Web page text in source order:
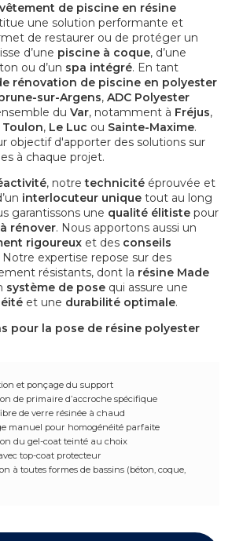
de piscine en résine
une solution performante et
de restaurer ou de protéger un
d’une piscine à coque, d’une
ou d’un spa intégré. En tant
rénovation de piscine en polyester
sur-Argens, ADC Polyester
du Var, notamment à Fréjus,
Toulon, Le Luc ou Sainte-Maxime.
objectif d'apporter des solutions sur
à chaque projet.
, notretechnicité éprouvée et
interlocuteur unique tout au long
garantissons une qualité élitiste pour
rénover. Nous apportons aussi un
rigoureux et des conseils
Notre expertise repose sur des
résistants, dont la résine Made
système de pose qui assure une
et une durabilité optimale.
pour la pose de résine polyester
et ponçage du support
de primaire d’accroche spécifique
de verre résinée à chaud
manuel pour homogénéité parfaite
du gel-coat teinté au choix
top-coat protecteur
à toutes formes de bassins (béton, coque,